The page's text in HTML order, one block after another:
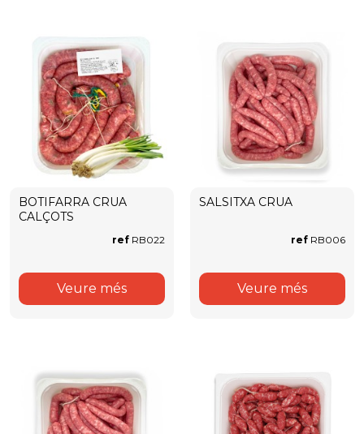
BOTIFARRA CRUA
CALÇOTS
ref RB022
Veure més
SALSITXA CRUA
ref RB006
Veure més